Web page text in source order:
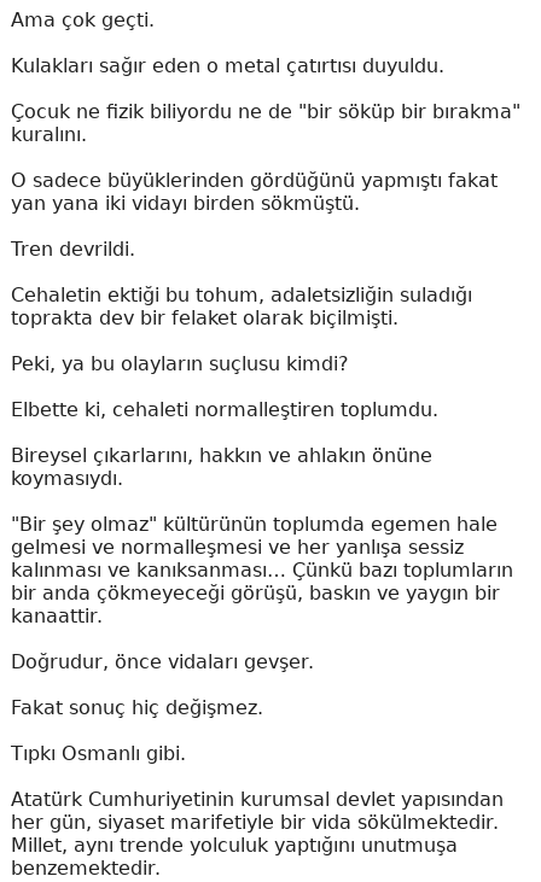
Ama çok geçti.
Kulakları sağır eden o metal çatırtısı duyuldu.
Çocuk ne fizik biliyordu ne de "bir söküp bir bırakma"
kuralını.
O sadece büyüklerinden gördüğünü yapmıştı fakat
yan yana iki vidayı birden sökmüştü.
Tren devrildi.
Cehaletin ektiği bu tohum, adaletsizliğin suladığı
toprakta dev bir felaket olarak biçilmişti.
Peki, ya bu olayların suçlusu kimdi?
Elbette ki, cehaleti normalleştiren toplumdu.
Bireysel çıkarlarını, hakkın ve ahlakın önüne
koymasıydı.
"Bir şey olmaz" kültürünün toplumda egemen hale
gelmesi ve normalleşmesi ve her yanlışa sessiz
kalınması ve kanıksanması… Çünkü bazı toplumların
bir anda çökmeyeceği görüşü, baskın ve yaygın bir
kanaattir.
Doğrudur, önce vidaları gevşer.
Fakat sonuç hiç değişmez.
Tıpkı Osmanlı gibi.
Atatürk Cumhuriyetinin kurumsal devlet yapısından
her gün, siyaset marifetiyle bir vida sökülmektedir.
Millet, aynı trende yolculuk yaptığını unutmuşa
benzemektedir.